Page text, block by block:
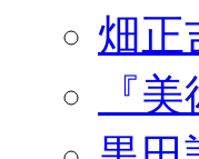
畑正
『